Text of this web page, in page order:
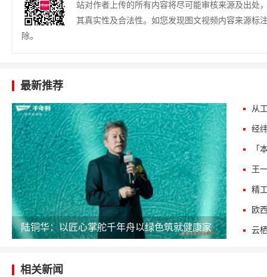
站对作者上传的所有内容将尽可能审核来源及出处
其真实性及合法性。如您发现图文视频内容来源标
除。
最新推荐
陆铜华：以匠心掌舵千年舟以绿色筑就健康家
经
云
相关新闻